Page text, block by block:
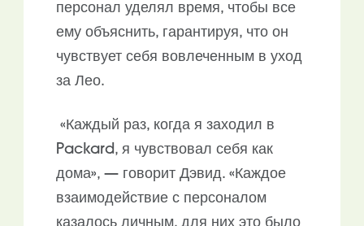
персонал уделял время, чтобы все
ему объяснить, гарантируя, что он
чувствует себя вовлеченным в уход
за Лео.
«Каждый раз, когда я заходил в
Packard, я чувствовал себя как
дома», — говорит Дэвид. «Каждое
взаимодействие с персоналом